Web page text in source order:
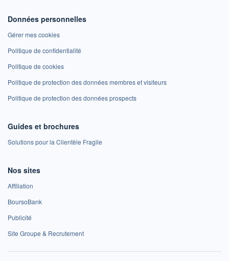
Données personnelles
Gérer mes cookies
Politique de confidentialité
Politique de cookies
Politique de protection des données membres et visiteurs
Politique de protection des données prospects
Guides et brochures
Solutions pour la Clientèle Fragile
Nos sites
Affiliation
BoursoBank
Publicité
Site Groupe & Recrutement